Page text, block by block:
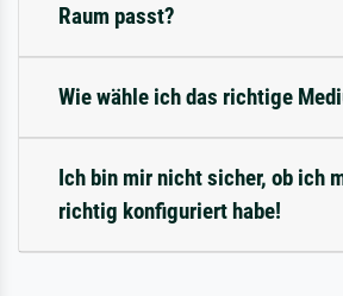
Raum passt?
Wie wähle ich das richtige
Ich bin mir nicht sicher, ob ich
richtig konfiguriert habe!